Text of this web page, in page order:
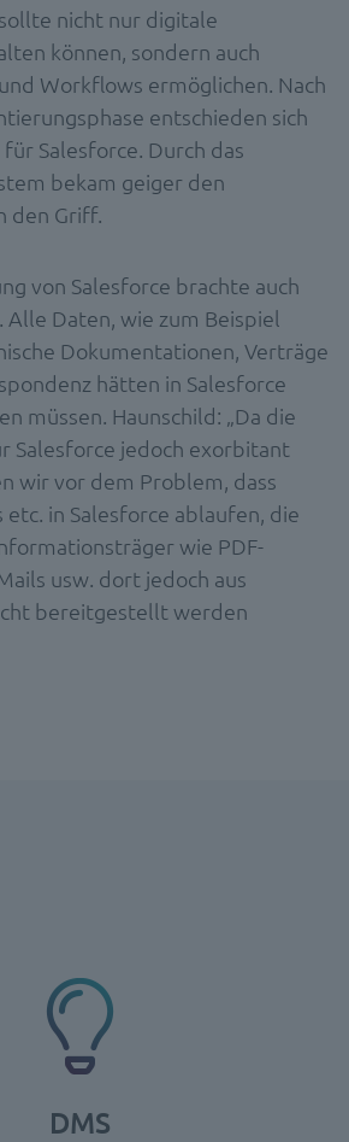
nicht nur digitale
können, sondern auch
Workflows ermöglichen. Nach
entschieden sich
Salesforce. Durch das
bekam geiger den
den Griff.
von Salesforce brachte auch
Alle Daten, wie zum Beispiel
Dokumentationen, Verträge
hätten in Salesforce
müssen. Haunschild: „Da die
Salesforce jedoch exorbitant
wir vor dem Problem, dass
in Salesforce ablaufen, die
wie PDF-
usw. dort jedoch aus
bereitgestellt werden
DMS